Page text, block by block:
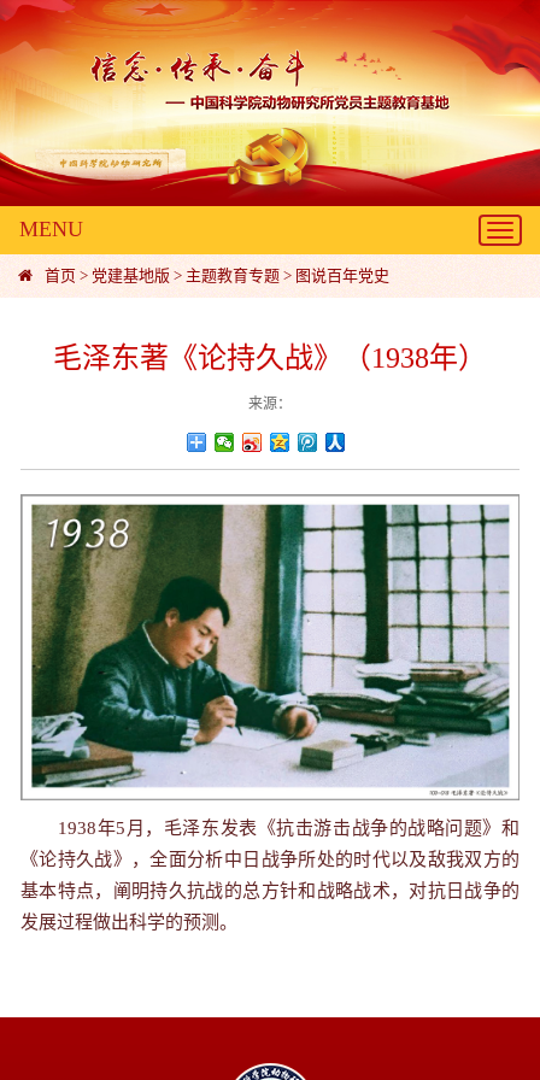
MENU
首页 > 党建基地版 > 主题教育专题 > 图说百年党史
毛泽东著《论持久战》（1938年）
来源：
1938年5月，毛泽东发表《抗击游击战争的战略问题》和
《论持久战》，全面分析中日战争所处的时代以及敌我双方的
基本特点，阐明持久抗战的总方针和战略战术，对抗日战争的
发展过程做出科学的预测。